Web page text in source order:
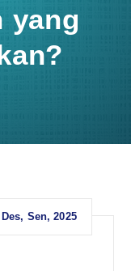
yang
Des, Sen, 2025